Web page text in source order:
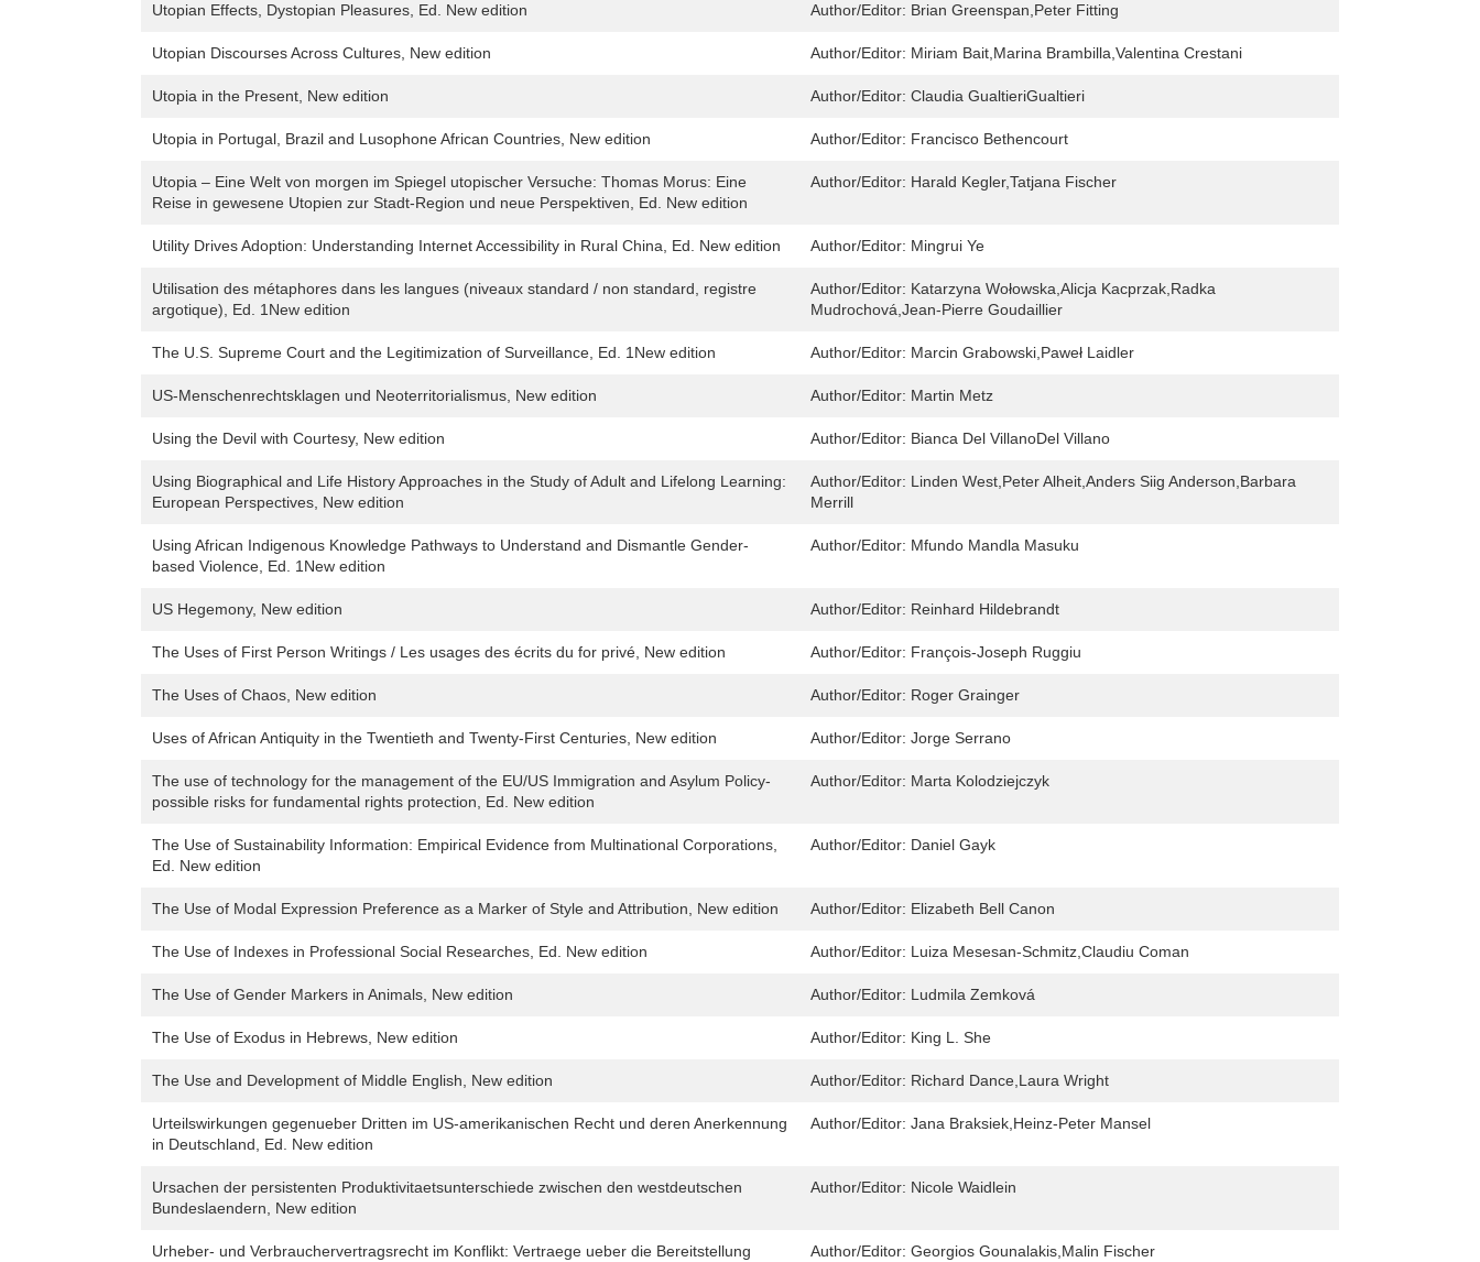
Utopian Effects, Dystopian Pleasures, Ed. New edition Author/Editor: Brian Greenspan,Peter Fitting
Utopian Discourses Across Cultures, New edition Author/Editor: Miriam Bait,Marina Brambilla,Valentina Crestani
Utopia in the Present, New edition Author/Editor: Claudia GualtieriGualtieri
Utopia in Portugal, Brazil and Lusophone African Countries, New edition Author/Editor: Francisco Bethencourt
Utopia – Eine Welt von morgen im Spiegel utopischer Versuche: Thomas Morus: Eine
Reise in gewesene Utopien zur Stadt-Region und neue Perspektiven, Ed. New edition
Author/Editor: Harald Kegler,Tatjana Fischer
Utility Drives Adoption: Understanding Internet Accessibility in Rural China, Ed. New edition Author/Editor: Mingrui Ye
Utilisation des métaphores dans les langues (niveaux standard / non standard, registre
argotique), Ed. 1New edition
Author/Editor: Katarzyna Wołowska,Alicja Kacprzak,Radka
Mudrochová,Jean-Pierre Goudaillier
The U.S. Supreme Court and the Legitimization of Surveillance, Ed. 1New edition Author/Editor: Marcin Grabowski,Paweł Laidler
US-Menschenrechtsklagen und Neoterritorialismus, New edition Author/Editor: Martin Metz
Using the Devil with Courtesy, New edition Author/Editor: Bianca Del VillanoDel Villano
Using Biographical and Life History Approaches in the Study of Adult and Lifelong Learning:
European Perspectives, New edition
Author/Editor: Linden West,Peter Alheit,Anders Siig Anderson,Barbara
Merrill
Using African Indigenous Knowledge Pathways to Understand and Dismantle Gender-
based Violence, Ed. 1New edition
Author/Editor: Mfundo Mandla Masuku
US Hegemony, New edition Author/Editor: Reinhard Hildebrandt
The Uses of First Person Writings / Les usages des écrits du for privé, New edition Author/Editor: François-Joseph Ruggiu
The Uses of Chaos, New edition Author/Editor: Roger Grainger
Uses of African Antiquity in the Twentieth and Twenty-First Centuries, New edition Author/Editor: Jorge Serrano
The use of technology for the management of the EU/US Immigration and Asylum Policy-
possible risks for fundamental rights protection, Ed. New edition
Author/Editor: Marta Kolodziejczyk
The Use of Sustainability Information: Empirical Evidence from Multinational Corporations,
Ed. New edition
Author/Editor: Daniel Gayk
The Use of Modal Expression Preference as a Marker of Style and Attribution, New edition Author/Editor: Elizabeth Bell Canon
The Use of Indexes in Professional Social Researches, Ed. New edition Author/Editor: Luiza Mesesan-Schmitz,Claudiu Coman
The Use of Gender Markers in Animals, New edition Author/Editor: Ludmila Zemková
The Use of Exodus in Hebrews, New edition Author/Editor: King L. She
The Use and Development of Middle English, New edition Author/Editor: Richard Dance,Laura Wright
Urteilswirkungen gegenueber Dritten im US-amerikanischen Recht und deren Anerkennung
in Deutschland, Ed. New edition
Author/Editor: Jana Braksiek,Heinz-Peter Mansel
Ursachen der persistenten Produktivitaetsunterschiede zwischen den westdeutschen
Bundeslaendern, New edition
Author/Editor: Nicole Waidlein
Urheber- und Verbrauchervertragsrecht im Konflikt: Vertraege ueber die Bereitstellung
Author/Editor: Georgios Gounalakis,Malin Fischer